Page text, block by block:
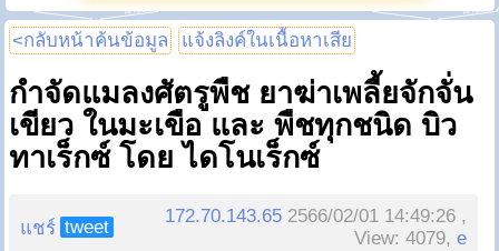
<กลับหน้าค้นข้อมูล แจ้งลิงค์ในเนื้อหาเสีย
กำจัดแมลงศัตรูพืช ยาฆ่าเพลี้ยจักจั่น
เขียว ในมะเขือ และ พืชทุกชนิด บิว
ทาเร็กซ์ โดย ไดโนเร็กซ์
แชร์ tweet
172.70.143.65 2566/02/01 14:49:26 ,
View: 4079,e